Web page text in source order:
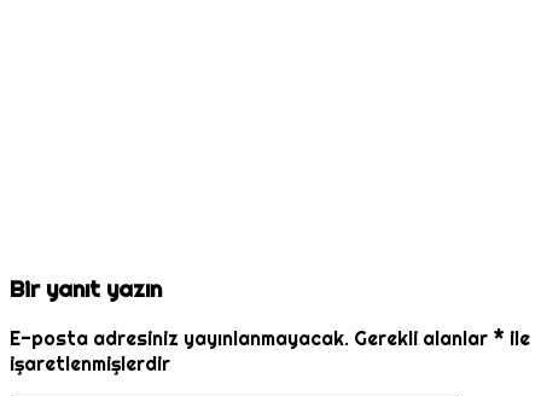
Bir yanıt yazın
E-posta adresiniz yayınlanmayacak. Gerekli alanlar * ile
işaretlenmişlerdir